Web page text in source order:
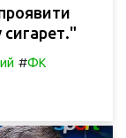
сигарет."
#ФК